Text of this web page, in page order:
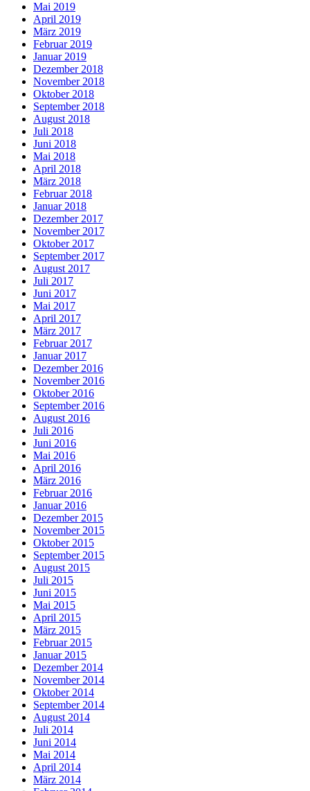
Mai 2019
April 2019
März 2019
Februar 2019
Januar 2019
Dezember 2018
November 2018
Oktober 2018
September 2018
August 2018
Juli 2018
Juni 2018
Mai 2018
April 2018
März 2018
Februar 2018
Januar 2018
Dezember 2017
November 2017
Oktober 2017
September 2017
August 2017
Juli 2017
Juni 2017
Mai 2017
April 2017
März 2017
Februar 2017
Januar 2017
Dezember 2016
November 2016
Oktober 2016
September 2016
August 2016
Juli 2016
Juni 2016
Mai 2016
April 2016
März 2016
Februar 2016
Januar 2016
Dezember 2015
November 2015
Oktober 2015
September 2015
August 2015
Juli 2015
Juni 2015
Mai 2015
April 2015
März 2015
Februar 2015
Januar 2015
Dezember 2014
November 2014
Oktober 2014
September 2014
August 2014
Juli 2014
Juni 2014
Mai 2014
April 2014
März 2014